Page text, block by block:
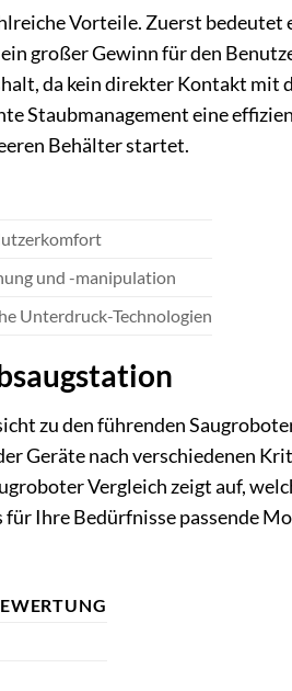
Vorteile. Zuerst bedeutet
großer Gewinn für den
da kein direkter Kontakt mit
Staubmanagement eine
Behälter startet.
und -manipulation
Unterdruck-Technologien
zu den führenden
Geräte nach verschiedenen
Vergleich zeigt auf,
Ihre Bedürfnisse passende